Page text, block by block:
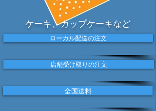
ケーキ、カップケーキなど
ローカル配送の注文
店舗受け取りの注文
全国送料